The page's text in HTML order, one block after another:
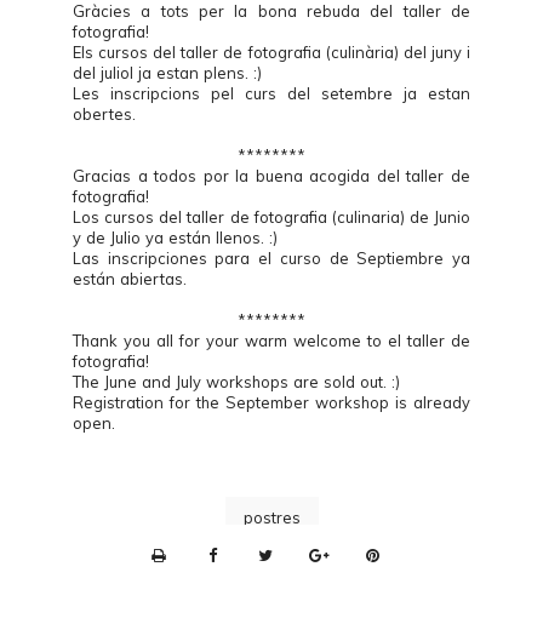
Gràcies a tots per la bona rebuda del taller de
fotografia!
Els cursos del taller de fotografia (culinària) del juny i
del juliol ja estan plens. :)
Les inscripcions pel curs del setembre ja estan
obertes.
********
Gracias a todos por la buena acogida del taller de
fotografia!
Los cursos del taller de fotografia (culinaria) de Junio
y de Julio ya están llenos. :)
Las inscripciones para el curso de Septiembre ya
están abiertas.
********
Thank you all for your warm welcome to el taller de
fotografia!
The June and July workshops are sold out. :)
Registration for the September workshop is already
open.
postres